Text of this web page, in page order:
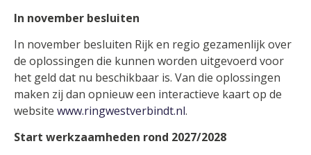
In november besluiten
In november besluiten Rijk en regio gezamenlijk over
de oplossingen die kunnen worden uitgevoerd voor
het geld dat nu beschikbaar is. Van die oplossingen
maken zij dan opnieuw een interactieve kaart op de
website www.ringwestverbindt.nl.
Start werkzaamheden rond 2027/2028